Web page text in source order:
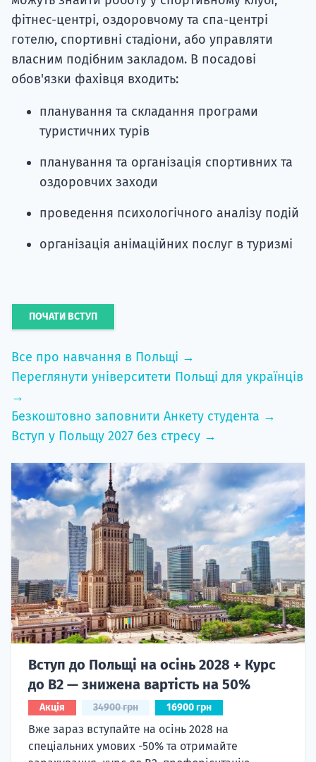
фітнес-центрі, оздоровчому та спа-центрі
готелю, спортивні стадіони, або управляти
власним подібним закладом. В посадові
обов'язки фахівця входить:
планування та складання програми
туристичних турів
планування та організація спортивних та
оздоровчих заходи
проведення психологічного аналізу подій
організація анімаційних послуг в туризмі
ПОЧАТИ ВСТУП
Все про навчання в Польщі →
Переглянути університети Польщі для українців
→
Безкоштовно заповнити Анкету студента →
Вступ у Польщу 2027 без стресу →
Вступ до Польщі на осінь 2028 + Курс
до B2 — знижена вартість на 50%
Акція 34900 грн 16900 грн
Вже зараз вступайте на осінь 2028 на
спеціальних умових -50% та отримайте